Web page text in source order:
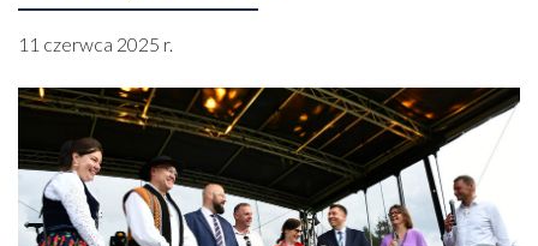
11 czerwca 2025 r.